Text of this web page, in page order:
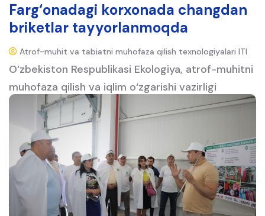
Farg‘onadagi korxonada changdan
briketlar tayyorlanmoqda
Atrof-muhit va tabiatni muhofaza qilish texnologiyalari ITI
O‘zbekiston Respublikasi Ekologiya, atrof-muhitni
muhofaza qilish va iqlim o‘zgarishi vazirligi
tomonidan Farg‘ona viloyati, Qo‘shtepa
tumanidagi “Global textile infinity” to‘qimachilik
korxonasiga press-tur tashkil etildi.